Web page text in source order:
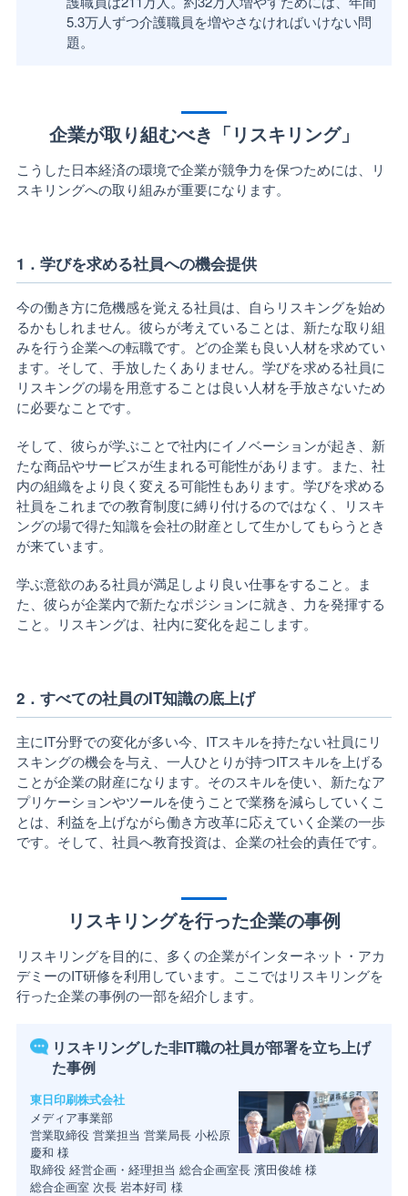
5.3万人ずつ介護職員を増やさなければいけない問
題。
企業が取り組むべき「リスキリング」
こうした日本経済の環境で企業が競争力を保つためには、リ
スキリングへの取り組みが重要になります。
1．学びを求める社員への機会提供
今の働き方に危機感を覚える社員は、自らリスキングを始め
るかもしれません。彼らが考えていることは、新たな取り組
みを行う企業への転職です。どの企業も良い人材を求めてい
ます。そして、手放したくありません。学びを求める社員に
リスキングの場を用意することは良い人材を手放さないため
に必要なことです。
そして、彼らが学ぶことで社内にイノベーションが起き、新
たな商品やサービスが生まれる可能性があります。また、社
内の組織をより良く変える可能性もあります。学びを求める
社員をこれまでの教育制度に縛り付けるのではなく、リスキ
ングの場で得た知識を会社の財産として生かしてもらうとき
が来ています。
学ぶ意欲のある社員が満足しより良い仕事をすること。ま
た、彼らが企業内で新たなポジションに就き、力を発揮する
こと。リスキングは、社内に変化を起こします。
2．すべての社員のIT知識の底上げ
主にIT分野での変化が多い今、ITスキルを持たない社員にリ
スキングの機会を与え、一人ひとりが持つITスキルを上げる
ことが企業の財産になります。そのスキルを使い、新たなア
プリケーションやツールを使うことで業務を減らしていくこ
とは、利益を上げながら働き方改革に応えていく企業の一歩
です。そして、社員へ教育投資は、企業の社会的責任です。
リスキリングを行った企業の事例
リスキリングを目的に、多くの企業がインターネット・アカ
デミーのIT研修を利用しています。ここではリスキリングを
行った企業の事例の一部を紹介します。
リスキリングした非IT職の社員が部署を立ち上げ
た事例
東日印刷株式会社
メディア事業部
営業取締役 営業担当 営業局長 小松原
慶和 様
取締役 経営企画・経理担当 総合企画室長 濱田俊雄 様
総合企画室 次長 岩本好司 様